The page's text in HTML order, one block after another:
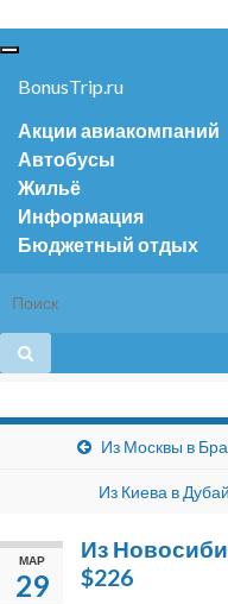
Вкл/
навигации
BonusTrip.ru
Акции авиакомпаний
Автобусы
Жильё
Информация
Бюджетный отдых
Из Москвы в
Из Киева в
МАР
29
Из
$226